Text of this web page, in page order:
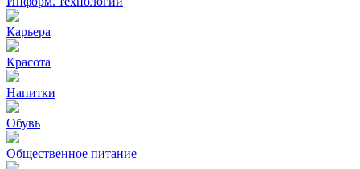
Карьера
Красота
Напитки
Обувь
Общественное питание